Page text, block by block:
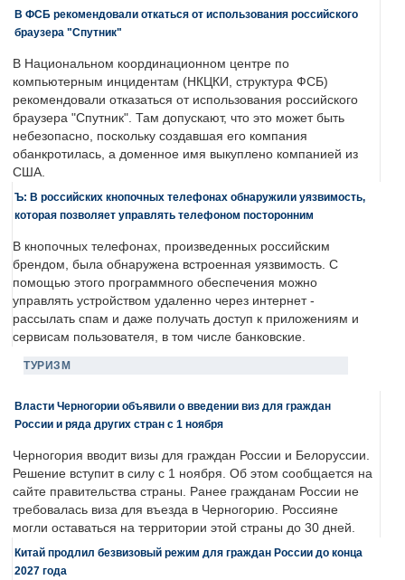
В ФСБ рекомендовали откаться от использования российского
браузера "Спутник"
В Национальном координационном центре по
компьютерным инцидентам (НКЦКИ, структура ФСБ)
рекомендовали отказаться от использования российского
браузера "Спутник". Там допускают, что это может быть
небезопасно, поскольку создавшая его компания
обанкротилась, а доменное имя выкуплено компанией из
США.
Ъ: В российских кнопочных телефонах обнаружили уязвимость,
которая позволяет управлять телефоном посторонним
В кнопочных телефонах, произведенных российским
брендом, была обнаружена встроенная уязвимость. С
помощью этого программного обеспечения можно
управлять устройством удаленно через интернет -
рассылать спам и даже получать доступ к приложениям и
сервисам пользователя, в том числе банковские.
ТУРИЗМ
Власти Черногории объявили о введении виз для граждан
России и ряда других стран с 1 ноября
Черногория вводит визы для граждан России и Белоруссии.
Решение вступит в силу с 1 ноября. Об этом сообщается на
сайте правительства страны. Ранее гражданам России не
требовалась виза для въезда в Черногорию. Россияне
могли оставаться на территории этой страны до 30 дней.
Китай продлил безвизовый режим для граждан России до конца
2027 года